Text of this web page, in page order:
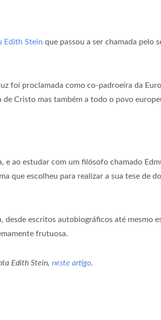
Edith Stein que passou a ser chamada pelo
foi proclamada como co-padroeira da
Cristo mas também a todo o povo
e ao estudar com um filósofo chamado
que escolheu para realizar a sua tese de
desde escritos autobiográficos até mesmo
frutuosa.
Edith Stein, neste artigo.